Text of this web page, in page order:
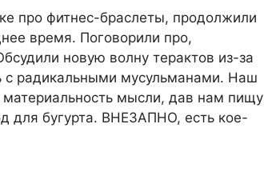
про фитнес-браслеты, продолжили
время. Поговорили про,
новую волну терактов из-за
с радикальными мусульманами. Наш
материальность мысли, дав нам пищу
бугурта. ВНЕЗАПНО, есть кое-